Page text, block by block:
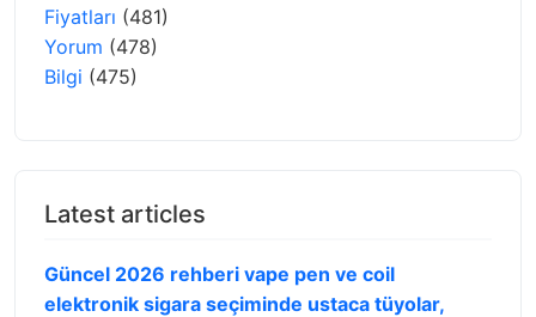
Fiyatları (481)
Yorum (478)
Bilgi (475)
Latest articles
Güncel 2026 rehberi vape pen ve coil
elektronik sigara seçiminde ustaca tüyolar,